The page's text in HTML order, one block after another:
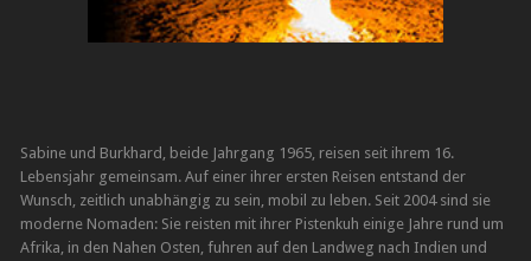
Sabine und Burkhard, beide Jahrgang 1965, reisen seit ihrem 16.
Lebensjahr gemeinsam. Auf einer ihrer ersten Reisen entstand der
Wunsch, zeitlich unabhängig zu sein, mobil zu leben. Seit 2004 sind sie
moderne Nomaden: Sie reisten mit ihrer Pistenkuh einige Jahre rund um
Afrika, in den Nahen Osten, fuhren auf den Landweg nach Indien und